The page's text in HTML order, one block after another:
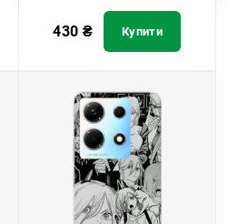
430 ₴ Купити